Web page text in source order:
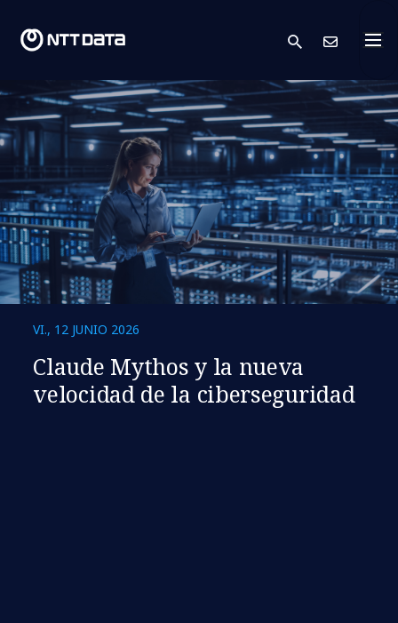
search
VI., 12 JUNIO 2026
Claude Mythos y la nueva
velocidad de la ciberseguridad